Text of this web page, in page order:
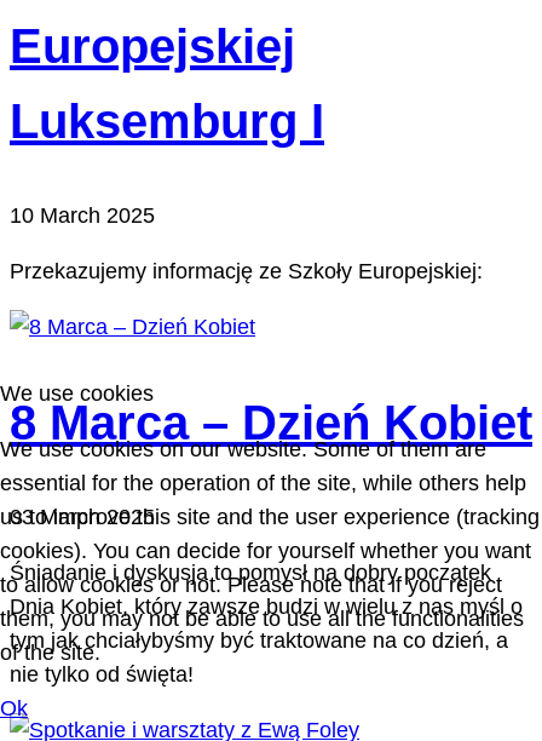
Europejskiej
Luksemburg I
10 March 2025
Przekazujemy informację ze Szkoły Europejskiej:
8 Marca – Dzień Kobiet
03 March 2025
Śniadanie i dyskusja to pomysł na dobry początek
Dnia Kobiet, który zawsze budzi w wielu z nas myśl o
tym jak chciałybyśmy być traktowane na co dzień, a
nie tylko od święta!
We use cookies
We use cookies on our website. Some of them are
essential for the operation of the site, while others help
us to improve this site and the user experience (tracking
cookies). You can decide for yourself whether you want
to allow cookies or not. Please note that if you reject
them, you may not be able to use all the functionalities
of the site.
Ok